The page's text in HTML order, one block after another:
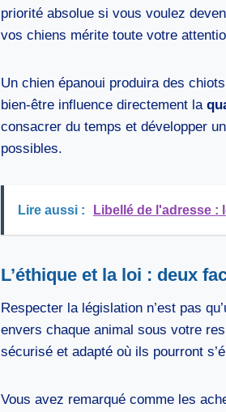
priorité absolue si vous voulez
vos chiens mérite toute votre
Un chien épanoui produira des
bien-être influence directement la
consacrer du temps et développer
possibles.
Lire aussi : Libellé de l'adresse
L’éthique et la loi : deux
Respecter la législation n’est pas
envers chaque animal sous votre
sécurisé et adapté où ils pourront
Vous avez remarqué comme les